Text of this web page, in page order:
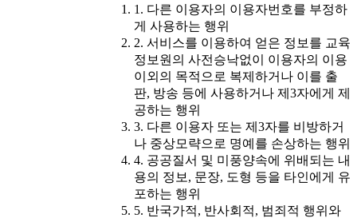
1. 다른 이용자의 이용자번호를 부정하
게 사용하는 행위
2. 서비스를 이용하여 얻은 정보를 교육
정보원의 사전승낙없이 이용자의 이용
이외의 목적으로 복제하거나 이를 출
판, 방송 등에 사용하거나 제3자에게 제
공하는 행위
3. 다른 이용자 또는 제3자를 비방하거
나 중상모략으로 명예를 손상하는 행위
4. 공공질서 및 미풍양속에 위배되는 내
용의 정보, 문장, 도형 등을 타인에게 유
포하는 행위
5. 반국가적, 반사회적, 범죄적 행위와